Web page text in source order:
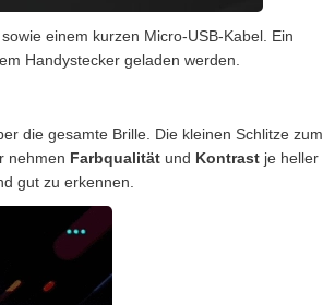
einem kurzen Micro-USB-Kabel. Ein
Handystecker geladen werden.
die gesamte Brille. Die kleinen Schlitze zum
nehmen Farbqualität und Kontrast je heller
gut zu erkennen.